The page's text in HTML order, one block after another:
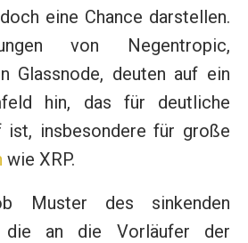
eine Chance darstellen.
von Negentropic,
Glassnode, deuten auf ein
hin, das für deutliche
ist, insbesondere für große
wie XRP.
Muster des sinkenden
die an die Vorläufer der